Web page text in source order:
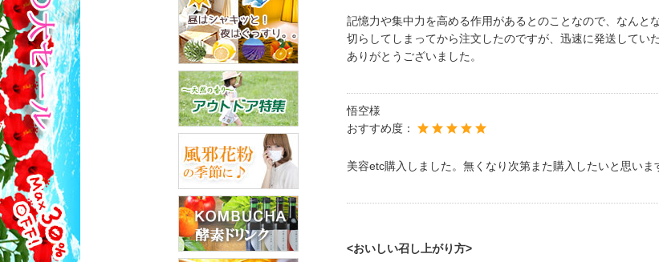
記憶力や集中力を高める作用があるとのことなので、なんと
切らしてしまってから注文したのですが、迅速に発送してい
ありがとうございました。
悟空様
おすすめ度：
美容etc購入しました。無くなり次第また購入したいと思いま
<おいしい召し上がり方>